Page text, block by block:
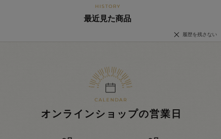
最近見た商品
履歴を残さない
オンラインショップの営業日